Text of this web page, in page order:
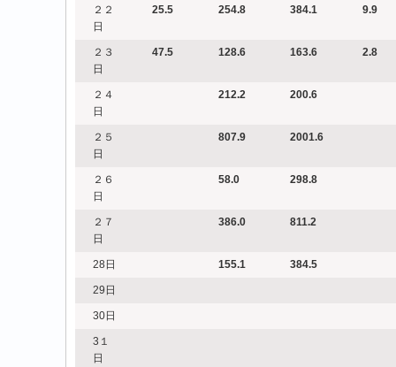
２２
日
25.5 254.8 384.1 9.9
２３
日
47.5 128.6 163.6 2.8
２４
日
212.2 200.6
２５
日
807.9 2001.6
２６
日
58.0 298.8
２７
日
386.0 811.2
28日 155.1 384.5
29日
30日
3１
日